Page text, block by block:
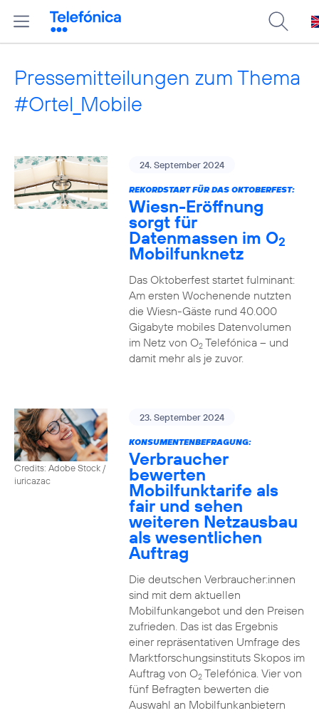
Pressemitteilungen zum Thema
#Ortel_Mobile
24. September 2024
REKORDSTART FÜR DAS OKTOBERFEST:
Wiesn-Eröffnung
sorgt für
Datenmassen im O2
Mobilfunknetz
Das Oktoberfest startet fulminant:
Am ersten Wochenende nutzten
die Wiesn-Gäste rund 40.000
Gigabyte mobiles Datenvolumen
im Netz von O2Telefónica – und
damit mehr als je zuvor.
Credits: Adobe Stock /
iuricazac
23. September 2024
KONSUMENTENBEFRAGUNG:
Verbraucher
bewerten
Mobilfunktarife als
fair und sehen
weiteren Netzausbau
als wesentlichen
Auftrag
Die deutschen Verbraucher:innen
sind mit dem aktuellen
Mobilfunkangebot und den Preisen
zufrieden. Das ist das Ergebnis
einer repräsentativen Umfrage des
Marktforschungsinstituts Skopos im
Auftrag von O2Telefónica. Vier von
fünf Befragten bewerten die
Auswahl an Mobilfunkanbietern